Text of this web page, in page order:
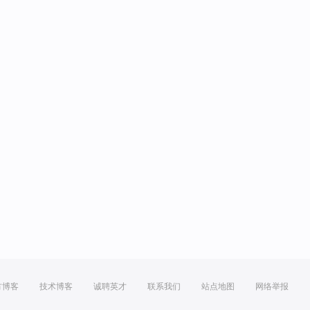
博客 技术博客 诚聘英才 联系我们 站点地图 网络举报